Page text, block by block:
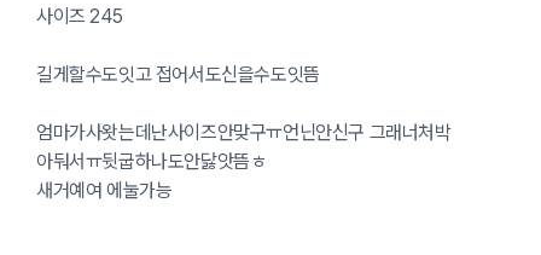
사이즈 245
길게할수도잇고 접어서도신을수도잇뜸
엄마가사왓는데난사이즈안맞구ㅠ언닌안신구 그래너처박
아둬서ㅠ뒷굽하나도안닳앗뜸ㅎ
새거예여 에눌가능